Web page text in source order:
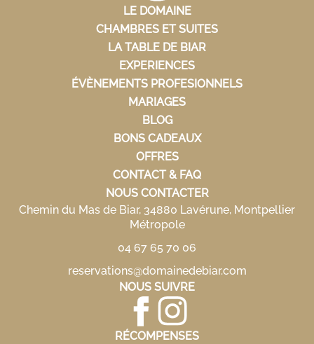
LE DOMAINE
CHAMBRES ET SUITES
LA TABLE DE BIAR
EXPERIENCES
ÉVÈNEMENTS PROFESIONNELS
MARIAGES
BLOG
BONS CADEAUX
OFFRES
CONTACT & FAQ
NOUS CONTACTER
Chemin du Mas de Biar, 34880 Lavérune, Montpellier
Métropole
04 67 65 70 06
reservations@domainedebiar.com
NOUS SUIVRE
RÉCOMPENSES